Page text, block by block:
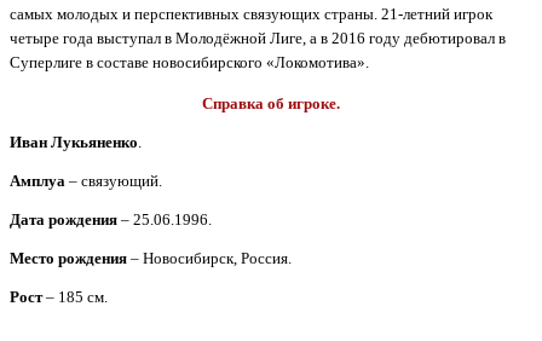
самых молодых и перспективных связующих страны. 21-летний игрок
четыре года выступал в Молодёжной Лиге, а в 2016 году дебютировал в
Суперлиге в составе новосибирского «Локомотива».
Справка об игроке.
Иван Лукьяненко.
Амплуа – связующий.
Дата рождения – 25.06.1996.
Место рождения – Новосибирск, Россия.
Рост– 185 см.